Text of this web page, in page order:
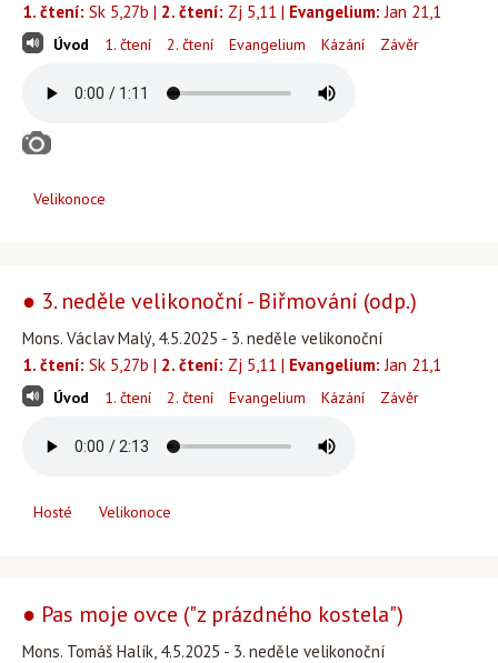
1. čtení: Sk 5,27b | 2. čtení: Zj 5,11 | Evangelium: Jan 21,1
Úvod 1. čtení 2. čtení Evangelium Kázání Závěr
Velikonoce
● 3. neděle velikonoční - Biřmování (odp.)
Mons. Václav Malý, 4.5.2025 - 3. neděle velikonoční
1. čtení: Sk 5,27b | 2. čtení: Zj 5,11 | Evangelium: Jan 21,1
Úvod 1. čtení 2. čtení Evangelium Kázání Závěr
Hosté Velikonoce
● Pas moje ovce ("z prázdného kostela")
Mons. Tomáš Halík, 4.5.2025 - 3. neděle velikonoční